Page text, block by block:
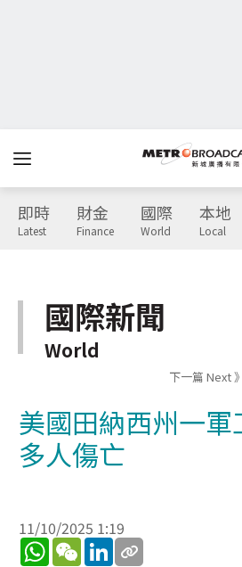
即時
Latest
財金
Finance
國際
World
本地
Local
國際新聞
World
下一篇 Next 》
美國田納西州一
多人傷亡
11/10/2025 1:19
WhatsApp
WeChatLinkedIn